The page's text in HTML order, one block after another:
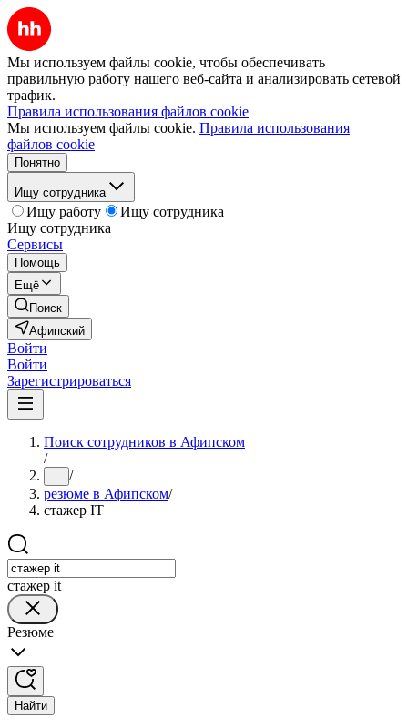
Мы используем файлы cookie, чтобы обеспечивать
правильную работу нашего веб-сайта и анализировать сетевой
трафик.
Правила использования файлов cookie
Мы используем файлы cookie. Правила использования
файлов cookie
Понятно
Ищу сотрудника
Ищу работу
Ищу сотрудника
Ищу сотрудника
Сервисы
Помощь
Ещё
Поиск
Афипский
Войти
Войти
Зарегистрироваться
Поиск сотрудников в Афипском
/
... /
резюме в Афипском/
стажер IT
стажер it
Резюме
Найти